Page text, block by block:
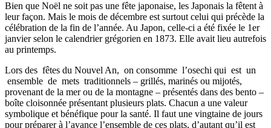
Bien que Noël ne soit pas une fête japonaise, les Japonais la fêtent à
leur façon. Mais le mois de décembre est surtout celui qui précède la
célébration de la fin de l’année. Au Japon, celle-ci a été fixée le 1er
janvier selon le calendrier grégorien en 1873. Elle avait lieu autrefois
au printemps.
Lors des fêtes du Nouvel An, on consomme l’osechi qui est un
ensemble de mets traditionnels – grillés, marinés ou mijotés,
provenant de la mer ou de la montagne – présentés dans des bento –
boîte cloisonnée présentant plusieurs plats. Chacun a une valeur
symbolique et bénéfique pour la santé. Il faut une vingtaine de jours
pour préparer à l’avance l’ensemble de ces plats, d’autant qu’il est